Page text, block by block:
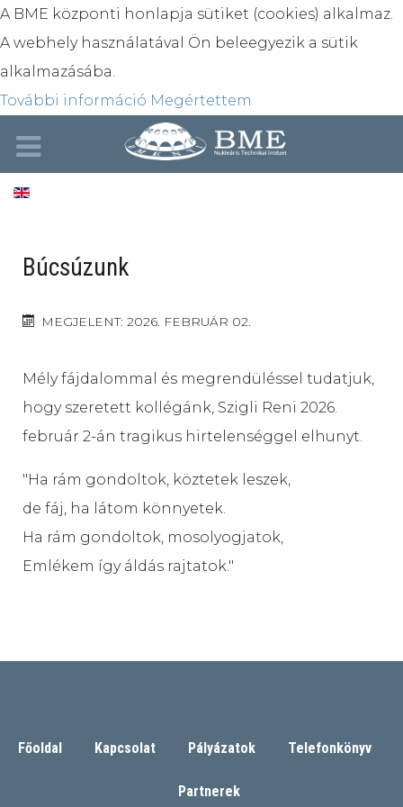
A BME központi honlapja sütiket (cookies) alkalmaz.
A webhely használatával Ön beleegyezik a sütik
alkalmazásába.
További információ Megértettem
Búcsúzunk
MEGJELENT: 2026. FEBRUÁR 02.
Mély fájdalommal és megrendüléssel tudatjuk,
hogy szeretett kollégánk, Szigli Reni 2026.
február 2-án tragikus hirtelenséggel elhunyt.
"Ha rám gondoltok, köztetek leszek,
de fáj, ha látom könnyetek.
Ha rám gondoltok, mosolyogjatok,
Emlékem így áldás rajtatok."
Főoldal Kapcsolat Pályázatok Telefonkönyv
Partnerek